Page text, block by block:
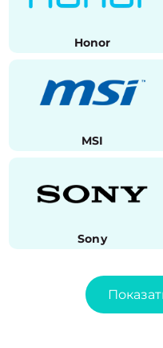
Honor
MSI
Sony